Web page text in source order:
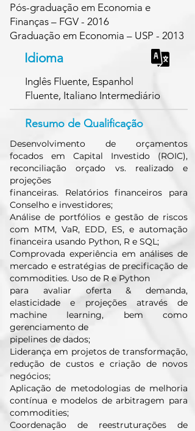
Pós-graduação em Economia e
Finanças – FGV - 2016
Graduação em Economia – USP - 2013
Idioma
Inglês Fluente, Espanhol
Fluente, Italiano Intermediário
Resumo de Qualificação
Desenvolvimento de orçamentos
focados em Capital Investido (ROIC),
reconciliação orçado vs. realizado e
projeções
financeiras. Relatórios financeiros para
Conselho e investidores;
Análise de portfólios e gestão de riscos
com MTM, VaR, EDD, ES, e automação
financeira usando Python, R e SQL;
Comprovada experiência em análises de
mercado e estratégias de precificação de
commodities. Uso de R e Python
para avaliar oferta & demanda,
elasticidade e projeções através de
machine learning, bem como
gerenciamento de
pipelines de dados;
Liderança em projetos de transformação,
redução de custos e criação de novos
negócios;
Aplicação de metodologias de melhoria
contínua e modelos de arbitragem para
commodities;
Coordenação de reestruturações de